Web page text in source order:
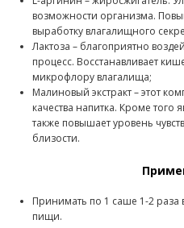
возможности организма.
выработку влагалищного
Лактоза – благоприятно
процесс. Восстанавливает
микрофлору влагалища;
Малиновый экстракт – этот
качества напитка. Кроме того
также повышает уровень
близости.
Принимать по 1 саше 1-2 раза
пищи.